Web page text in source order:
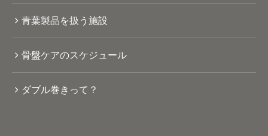
青葉製品を扱う施設
骨盤ケアのスケジュール
ダブル巻きって？